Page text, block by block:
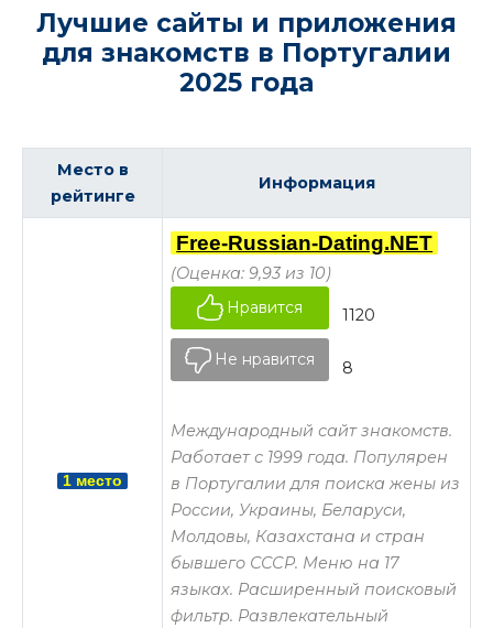
Лучшие сайты и приложения
для знакомств в Португалии
2025 года
Место в
рейтинге
Информация
1 место
Free-Russian-Dating.NET
(Оценка: 9,93 из 10)
Нравится
1120
Не нравится 8
Международный сайт знакомств.
Работает с 1999 года. Популярен
в Португалии для поиска жены из
России, Украины, Беларуси,
Молдовы, Казахстана и стран
бывшего СССР. Меню на 17
языках. Расширенный поисковый
фильтр. Развлекательный